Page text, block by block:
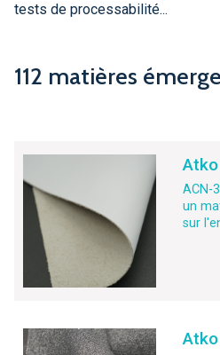
tests de processabilité...
112 matières
ACN-
un
sur